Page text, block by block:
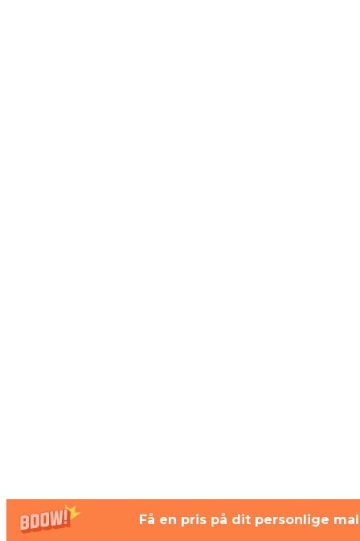
Få en pris på dit personlige